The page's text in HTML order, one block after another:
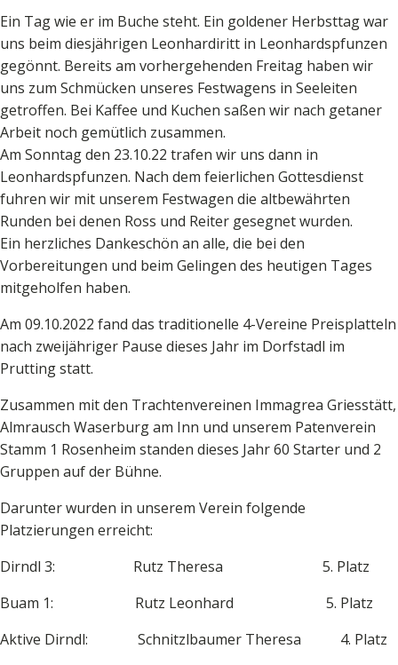
Ein Tag wie er im Buche steht. Ein goldener Herbsttag war
uns beim diesjährigen Leonhardiritt in Leonhardspfunzen
gegönnt. Bereits am vorhergehenden Freitag haben wir
uns zum Schmücken unseres Festwagens in Seeleiten
getroffen. Bei Kaffee und Kuchen saßen wir nach getaner
Arbeit noch gemütlich zusammen.
Am Sonntag den 23.10.22 trafen wir uns dann in
Leonhardspfunzen. Nach dem feierlichen Gottesdienst
fuhren wir mit unserem Festwagen die altbewährten
Runden bei denen Ross und Reiter gesegnet wurden.
Ein herzliches Dankeschön an alle, die bei den
Vorbereitungen und beim Gelingen des heutigen Tages
mitgeholfen haben.
Am 09.10.2022 fand das traditionelle 4-Vereine Preisplatteln
nach zweijähriger Pause dieses Jahr im Dorfstadl im
Prutting statt.
Zusammen mit den Trachtenvereinen Immagrea Griesstätt,
Almrausch Waserburg am Inn und unserem Patenverein
Stamm 1 Rosenheim standen dieses Jahr 60 Starter und 2
Gruppen auf der Bühne.
Darunter wurden in unserem Verein folgende
Platzierungen erreicht:
Dirndl 3: Rutz Theresa 5. Platz
Buam 1: Rutz Leonhard 5. Platz
Aktive Dirndl: Schnitzlbaumer Theresa 4. Platz